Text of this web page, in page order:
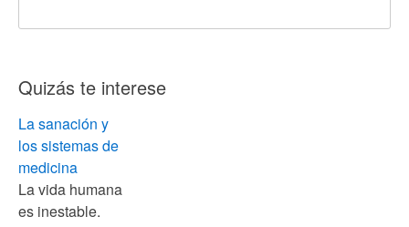
Quizás te interese
La sanación y
los sistemas de
medicina
La vida humana
es inestable.